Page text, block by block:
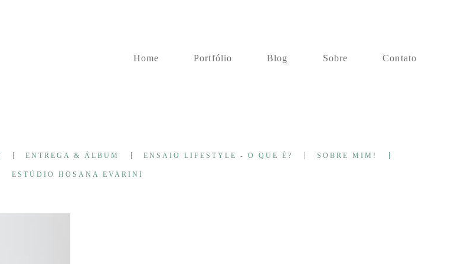
Home Portfólio Blog Sobre Contato
ENTREGA & ÁLBUM ENSAIO LIFESTYLE - O QUE É? SOBRE MIM!
ESTÚDIO HOSANA EVARINI